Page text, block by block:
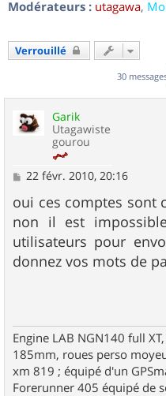
Modérateurs : utagawa,
Verrouillé
30
Garik
Utagawiste
gourou
M
s
s
a
g
e
22 févr. 2010, 20:16
oui ces comptes sont
non il est
utilisateurs pour
donnez vos mots de
Engine LAB NGN140 full
185mm, roues perso
xm 819 ; équipé d'un
Forerunner 405 équipé de